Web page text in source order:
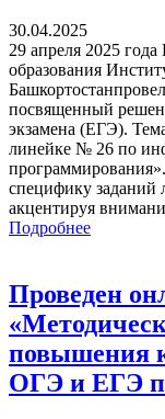
30.04.2025
29 апреля 2025
образования
посвященный
экзамена (ЕГЭ).
линейке № 26 по
специфику
акцентируя
Подробнее
Проведен
повышения
ОГЭ и ЕГЭ